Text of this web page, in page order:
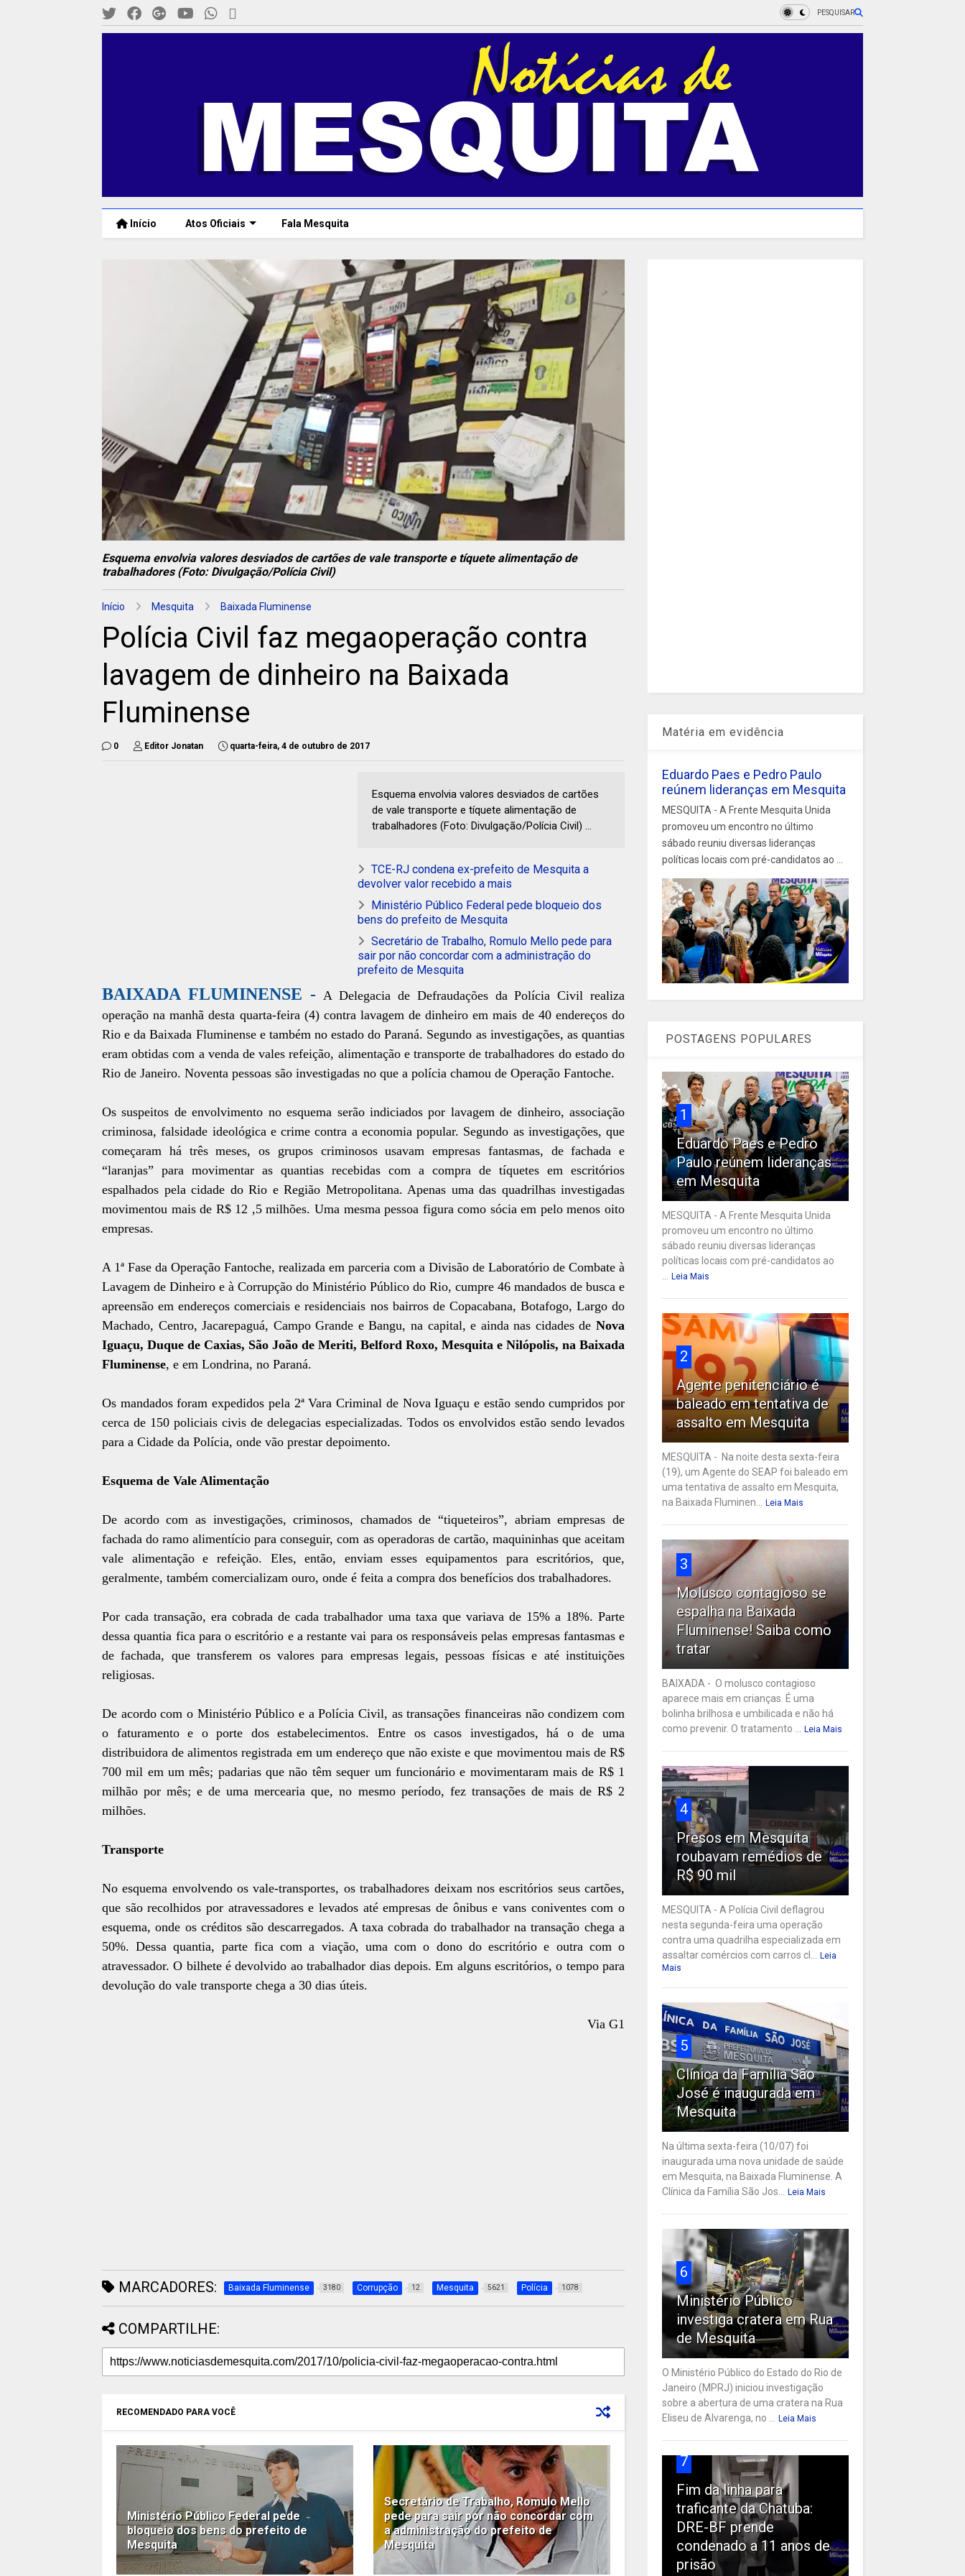
PESQUISAR
Início Atos Oficiais Fala Mesquita
Esquema envolvia valores desviados de cartões de vale transporte e tíquete alimentação de
trabalhadores (Foto: Divulgação/Polícia Civil)
Início Mesquita Baixada Fluminense
Polícia Civil faz megaoperação contra
lavagem de dinheiro na Baixada
Fluminense
0 Editor Jonatan quarta-feira, 4 de outubro de 2017
Esquema envolvia valores desviados de cartões
de vale transporte e tíquete alimentação de
trabalhadores (Foto: Divulgação/Polícia Civil) ...
TCE-RJ condena ex-prefeito de Mesquita a
devolver valor recebido a mais
Ministério Público Federal pede bloqueio dos
bens do prefeito de Mesquita
Secretário de Trabalho, Romulo Mello pede para
sair por não concordar com a administração do
prefeito de Mesquita
BAIXADA FLUMINENSE - A Delegacia de Defraudações da Polícia Civil realiza
operação na manhã desta quarta-feira (4) contra lavagem de dinheiro em mais de 40 endereços do
Rio e da Baixada Fluminense e também no estado do Paraná. Segundo as investigações, as quantias
eram obtidas com a venda de vales refeição, alimentação e transporte de trabalhadores do estado do
Rio de Janeiro. Noventa pessoas são investigadas no que a polícia chamou de Operação Fantoche.
Os suspeitos de envolvimento no esquema serão indiciados por lavagem de dinheiro, associação
criminosa, falsidade ideológica e crime contra a economia popular. Segundo as investigações, que
começaram há três meses, os grupos criminosos usavam empresas fantasmas, de fachada e
“laranjas” para movimentar as quantias recebidas com a compra de tíquetes em escritórios
espalhados pela cidade do Rio e Região Metropolitana. Apenas uma das quadrilhas investigadas
movimentou mais de R$ 12 ,5 milhões. Uma mesma pessoa figura como sócia em pelo menos oito
empresas.
A 1ª Fase da Operação Fantoche, realizada em parceria com a Divisão de Laboratório de Combate à
Lavagem de Dinheiro e à Corrupção do Ministério Público do Rio, cumpre 46 mandados de busca e
apreensão em endereços comerciais e residenciais nos bairros de Copacabana, Botafogo, Largo do
Machado, Centro, Jacarepaguá, Campo Grande e Bangu, na capital, e ainda nas cidades de Nova
Iguaçu, Duque de Caxias, São João de Meriti, Belford Roxo, Mesquita e Nilópolis, na Baixada
Fluminense, e em Londrina, no Paraná.
Os mandados foram expedidos pela 2ª Vara Criminal de Nova Iguaçu e estão sendo cumpridos por
cerca de 150 policiais civis de delegacias especializadas. Todos os envolvidos estão sendo levados
para a Cidade da Polícia, onde vão prestar depoimento.
Esquema de Vale Alimentação
De acordo com as investigações, criminosos, chamados de “tiqueteiros”, abriam empresas de
fachada do ramo alimentício para conseguir, com as operadoras de cartão, maquininhas que aceitam
vale alimentação e refeição. Eles, então, enviam esses equipamentos para escritórios, que,
geralmente, também comercializam ouro, onde é feita a compra dos benefícios dos trabalhadores.
Por cada transação, era cobrada de cada trabalhador uma taxa que variava de 15% a 18%. Parte
dessa quantia fica para o escritório e a restante vai para os responsáveis pelas empresas fantasmas e
de fachada, que transferem os valores para empresas legais, pessoas físicas e até instituições
religiosas.
De acordo com o Ministério Público e a Polícia Civil, as transações financeiras não condizem com
o faturamento e o porte dos estabelecimentos. Entre os casos investigados, há o de uma
distribuidora de alimentos registrada em um endereço que não existe e que movimentou mais de R$
700 mil em um mês; padarias que não têm sequer um funcionário e movimentaram mais de R$ 1
milhão por mês; e de uma mercearia que, no mesmo período, fez transações de mais de R$ 2
milhões.
Transporte
No esquema envolvendo os vale-transportes, os trabalhadores deixam nos escritórios seus cartões,
que são recolhidos por atravessadores e levados até empresas de ônibus e vans coniventes com o
esquema, onde os créditos são descarregados. A taxa cobrada do trabalhador na transação chega a
50%. Dessa quantia, parte fica com a viação, uma com o dono do escritório e outra com o
atravessador. O bilhete é devolvido ao trabalhador dias depois. Em alguns escritórios, o tempo para
devolução do vale transporte chega a 30 dias úteis.
Via G1
MARCADORES: Baixada Fluminense 3180 Corrupção 12 Mesquita 5621 Polícia 1078
COMPARTILHE:
RECOMENDADO PARA VOCÊ
Ministério Público Federal pede
bloqueio dos bens do prefeito de
Mesquita
Secretário de Trabalho, Romulo Mello
pede para sair por não concordar com
a administração do prefeito de
Mesquita
Matéria em evidência
Eduardo Paes e Pedro Paulo
reúnem lideranças em Mesquita
MESQUITA - A Frente Mesquita Unida
promoveu um encontro no último
sábado reuniu diversas lideranças
políticas locais com pré-candidatos ao ...
POSTAGENS POPULARES
1
Eduardo Paes e Pedro
Paulo reúnem lideranças
em Mesquita
MESQUITA - A Frente Mesquita Unida
promoveu um encontro no último
sábado reuniu diversas lideranças
políticas locais com pré-candidatos ao
... Leia Mais
2
Agente penitenciário é
baleado em tentativa de
assalto em Mesquita
MESQUITA - Na noite desta sexta-feira
(19), um Agente do SEAP foi baleado em
uma tentativa de assalto em Mesquita,
na Baixada Fluminen... Leia Mais
3
Molusco contagioso se
espalha na Baixada
Fluminense! Saiba como
tratar
BAIXADA - O molusco contagioso
aparece mais em crianças. É uma
bolinha brilhosa e umbilicada e não há
como prevenir. O tratamento ... Leia Mais
4
Presos em Mesquita
roubavam remédios de
R$ 90 mil
MESQUITA - A Polícia Civil deflagrou
nesta segunda-feira uma operação
contra uma quadrilha especializada em
assaltar comércios com carros cl... Leia
Mais
5
Clínica da Família São
José é inaugurada em
Mesquita
Na última sexta-feira (10/07) foi
inaugurada uma nova unidade de saúde
em Mesquita, na Baixada Fluminense. A
Clínica da Família São Jos... Leia Mais
6
Ministério Público
investiga cratera em Rua
de Mesquita
O Ministério Público do Estado do Rio de
Janeiro (MPRJ) iniciou investigação
sobre a abertura de uma cratera na Rua
Eliseu de Alvarenga, no ... Leia Mais
7
Fim da linha para
traficante da Chatuba:
DRE-BF prende
condenado a 11 anos de
prisão